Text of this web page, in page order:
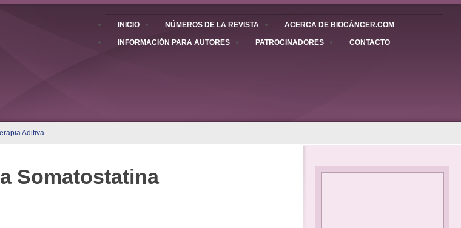
INICIO NÚMEROS DE LA REVISTA ACERCA DE BIOCÁNCER.COM
INFORMACIÓN PARA AUTORES PATROCINADORES CONTACTO
Aditiva
Somatostatina